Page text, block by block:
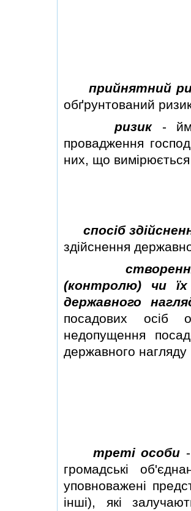
прийнятний
обґрунтований
ризик-
провадження
них, що вимiрюється
спосiб
здiйснення
(контролю) чи
державного
посадових осiб
недопущення
державного
третi особи
громадськi
уповноваженi
iншi), якi